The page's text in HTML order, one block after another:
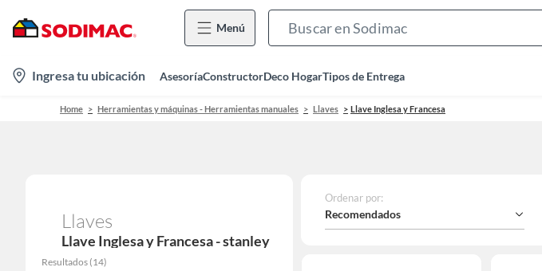
Menú
Bar
location-
icon
Ingresa tu ubicación AsesoríaConstructorDeco HogarTipos de Entrega
Home Herramientas y máquinas - Herramientas manuales Llaves Llave Inglesa y Francesa
Llaves
Llave Inglesa y Francesa - stanley
Resultados (14)
Ordenar por:
Recomendados